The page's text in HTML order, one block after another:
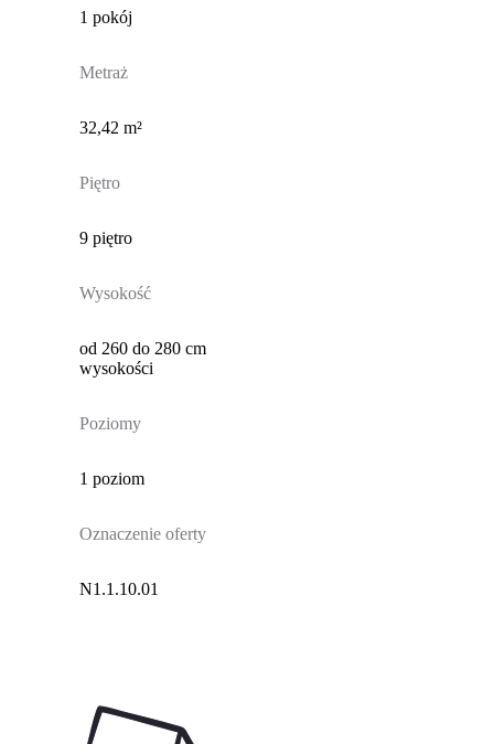
1 pokój
Metraż
32,42 m²
Piętro
9 piętro
Wysokość
od 260 do 280 cm
wysokości
Poziomy
1 poziom
Oznaczenie oferty
N1.1.10.01